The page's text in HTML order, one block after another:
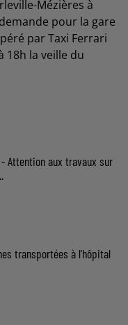
Mézières à
pour la gare
par Taxi Ferrari
18h la veille du
- Attention aux travaux sur
transportées à l'hôpital